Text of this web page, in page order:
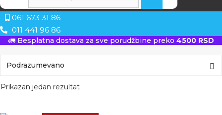
061 673 31 86
011 441 96 86
🚛 Besplatna dostava za sve porudžbine preko 4500 RSD
Prikazan jedan rezultat